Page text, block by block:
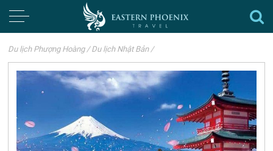
Du lịch Phượng Hoàng / Du lịch Nhật Bản /